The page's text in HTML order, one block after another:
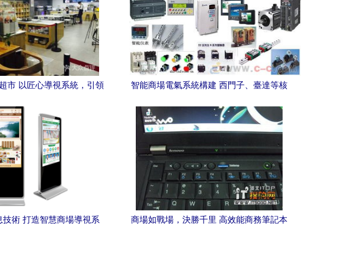
市 以匠心導視系統，引領
智能商場電氣系統構建 西門子、臺達等核
解析
技術 打造智慧商場導視系
商場如戰場，決勝千里 高效能商務筆記本